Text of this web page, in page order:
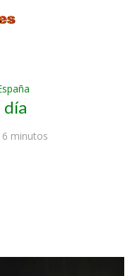
día
6 minutos